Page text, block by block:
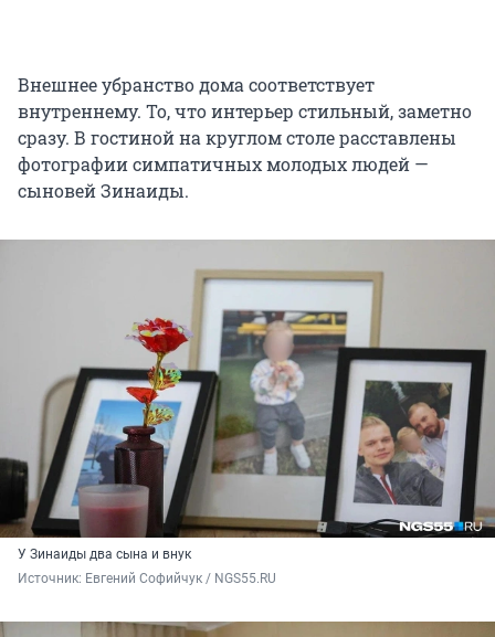
Внешнее убранство дома соответствует
внутреннему. То, что интерьер стильный, заметно
сразу. В гостиной на круглом столе расставлены
фотографии симпатичных молодых людей —
сыновей Зинаиды.
У Зинаиды два сына и внук
Источник: Евгений Софийчук / NGS55.RU